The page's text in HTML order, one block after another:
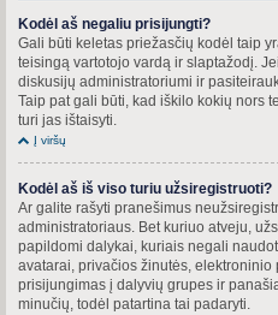
Kodėl aš negaliu prisijungti?
Gali būti keletas priežasčių kodėl taip
teisingą vartotojo vardą ir slaptažodį.
diskusijų administratoriumi ir
Taip pat gali būti, kad iškilo kokių nors
turi jas ištaisyti.
Į viršų
Kodėl aš iš viso turiu užsiregistruoti?
Ar galite rašyti pranešimus
administratoriaus. Bet kuriuo atveju,
papildomi dalykai, kuriais negali
avatarai, privačios žinutės, elektroninio
prisijungimas į dalyvių grupes ir
minučių, todėl patartina tai padaryti.